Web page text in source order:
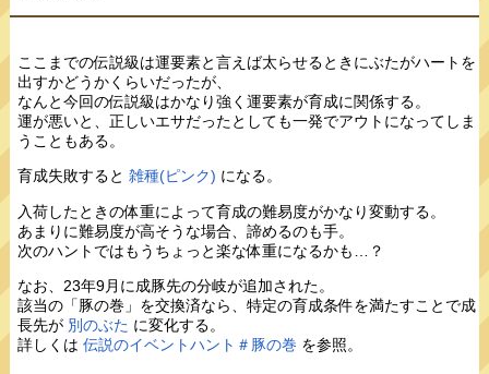
ここまでの伝説級は運要素と言えば太らせるときにぶたがハートを
出すかどうかくらいだったが、
なんと今回の伝説級はかなり強く運要素が育成に関係する。
運が悪いと、正しいエサだったとしても一発でアウトになってしま
うこともある。
育成失敗すると雑種(ピンク) になる。
入荷したときの体重によって育成の難易度がかなり変動する。
あまりに難易度が高そうな場合、諦めるのも手。
次のハントではもうちょっと楽な体重になるかも…？
なお、23年9月に成豚先の分岐が追加された。
該当の「豚の巻」を交換済なら、特定の育成条件を満たすことで成
長先が 別のぶた に変化する。
詳しくは伝説のイベントハント＃豚の巻 を参照。